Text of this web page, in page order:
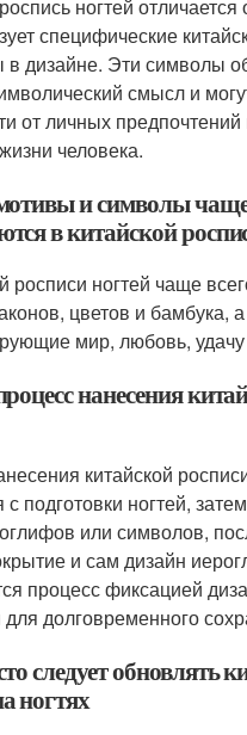
ногтей
специфические
в дизайне. Эти символы
смысл и
от личных
человека.
и символы чаще
в китайской
росписи ногтей чаще
цветов и бамбука,
мир, любовь,
нанесения
китайской
с подготовки ногтей,
или символов,
и сам дизайн
процесс фиксацией
долговременного
следует обновлять
ногтях